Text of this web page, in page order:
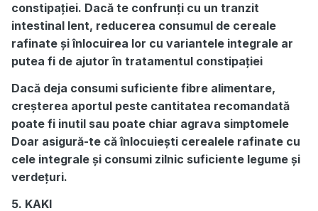
constipației. Dacă te confrunți cu un tranzit
intestinal lent, reducerea consumul de cereale
rafinate și înlocuirea lor cu variantele integrale ar
putea fi de ajutor în tratamentul constipației
Dacă deja consumi suficiente fibre alimentare,
creșterea aportul peste cantitatea recomandată
poate fi inutil sau poate chiar agrava simptomele
Doar asigură-te că înlocuiești cerealele rafinate cu
cele integrale și consumi zilnic suficiente legume și
verdețuri.
5. KAKI